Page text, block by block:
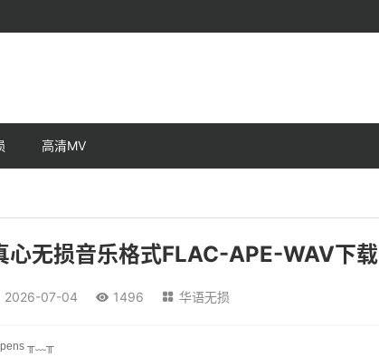
高清MV
心无损音乐格式FLAC-APE-WAV下载
2026-07-04  1496  华语无损
╥﹏╥